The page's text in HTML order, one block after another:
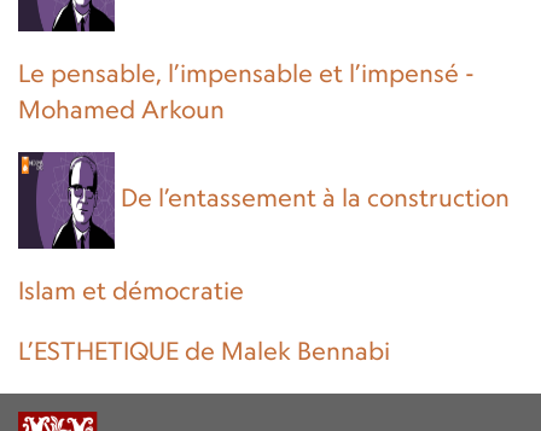
Le pensable, l’impensable et l’impensé -
Mohamed Arkoun
De l’entassement à la construction
Islam et démocratie
L’ESTHETIQUE de Malek Bennabi